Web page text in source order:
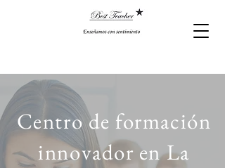
Centro de formación
innovador en La